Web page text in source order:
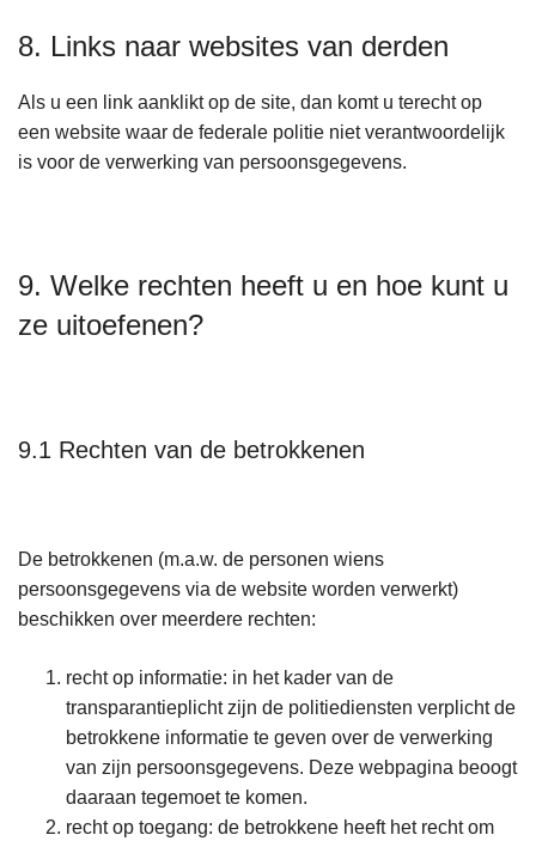
8. Links naar websites van derden
Als u een link aanklikt op de site, dan komt u terecht op
een website waar de federale politie niet verantwoordelijk
is voor de verwerking van persoonsgegevens.
9. Welke rechten heeft u en hoe kunt u
ze uitoefenen?
9.1 Rechten van de betrokkenen
De betrokkenen (m.a.w. de personen wiens
persoonsgegevens via de website worden verwerkt)
beschikken over meerdere rechten:
recht op informatie: in het kader van de
transparantieplicht zijn de politiediensten verplicht de
betrokkene informatie te geven over de verwerking
van zijn persoonsgegevens. Deze webpagina beoogt
daaraan tegemoet te komen.
recht op toegang: de betrokkene heeft het recht om